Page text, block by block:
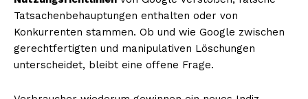
Tatsachenbehauptungen enthalten oder von
Konkurrenten stammen. Ob und wie Google zwischen
gerechtfertigten und manipulativen Löschungen
unterscheidet, bleibt eine offene Frage.